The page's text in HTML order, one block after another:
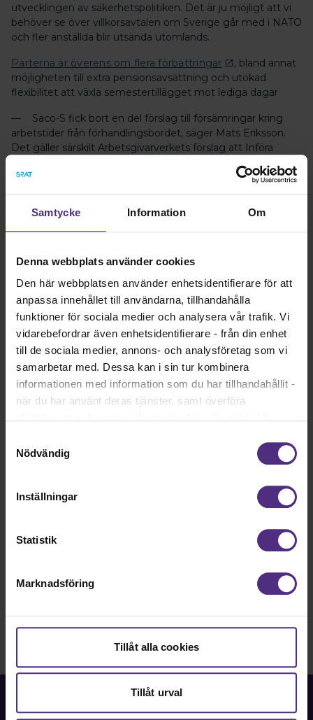
Samtycke Information Om
Denna webbplats använder cookies
Den här webbplatsen använder enhetsidentifierare för att
anpassa innehållet till användarna, tillhandahålla
funktioner för sociala medier och analysera vår trafik. Vi
vidarebefordrar även enhetsidentifierare - från din enhet
till de sociala medier, annons- och analysföretag som vi
samarbetar med. Dessa kan i sin tur kombinera
informationen med information som du har tillhandahållit -
när du har använt deras tjänster, samt överföra
Dock har vi lagt in anonymisering av IP-adress i
förhållande till Google Analytics. Du godkänner våra
cookies vid fortsatt användande av vår webbplats.
Nödvändig
Inställningar
Statistik
Marknadsföring
Tillåt alla cookies
Tillåt urval
utvecklingen av säkerhetspolitiken. Det är ju möjligt att vi
behöver se över villkorsavtalen om Sverige går med i NATO
och fler anställda blir utsända utomlands.
Parterna är överens om flera förbättringar
, bland annat
möjligheten till extra pensionsavsättning och utökad
flexibilitet att växla semestertillägget mot lediga dagar
— Saco-S fick bort en del förslag till försämringar kring
arbetstider från förhandlingsbordet, säger Mats Eriksson.
Det gäller särskilt Arbetsgivarverkets förslag att Införa
förlängd begränsningsperiod i Affärsverksamhetsavalet-T
(AVA-T). Det ska nu hanteras i en partsgemensam
arbetsgrupp.
Utökad flexibilitet för medlemmarna att växla
semestertillägget genom enskild
överenskommelse mot fler lediga dagar för att
underlätta återhämtning och öka den individuella
flexibiliteten till ledighet.
Möjligheten till extra pensionsavsättning höjs till
69 år genom en enskild överenskommelse.
För de medlemmar vars arbetsplats omlokaliseras
till annan ort blir nu stödet och omställningstiden
lika oavsett om det är regeringen eller
Vid arbetsskada kommer ersättningen nu att
Reglerna för planering av arbetstid för lärare och
forskare vid lärosäten har blivit tydligare med
medarbetare. Det är en fråga parterna arbetet